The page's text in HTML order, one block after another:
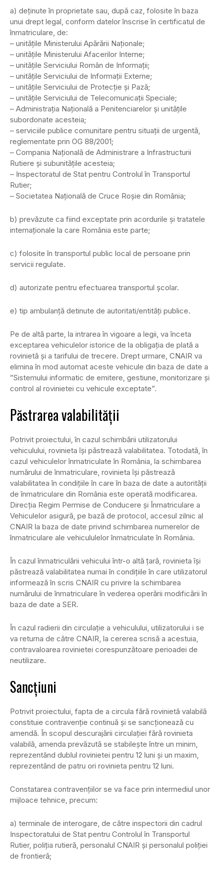
a) deţinute în proprietate sau, după caz, folosite în baza
unui drept legal, conform datelor înscrise în certificatul de
înmatriculare, de:
– unităţile Ministerului Apărării Naţionale;
– unităţile Ministerului Afacerilor Interne;
– unităţile Serviciului Român de Informaţii;
– unităţile Serviciului de Informaţii Externe;
– unităţile Serviciului de Protecţie şi Pază;
– unităţile Serviciului de Telecomunicaţii Speciale;
– Administraţia Naţională a Penitenciarelor şi unităţile
subordonate acesteia;
– serviciile publice comunitare pentru situaţii de urgentă,
reglementate prin OG 88/2001;
– Compania Naţională de Administrare a Infrastructurii
Rutiere şi subunităţile acesteia;
– Inspectoratul de Stat pentru Controlul în Transportul
Rutier;
– Societatea Naţională de Cruce Roşie din România;
b) prevăzute ca fiind exceptate prin acordurile şi tratatele
internaţionale la care România este parte;
c) folosite în transportul public local de persoane prin
servicii regulate.
d) autorizate pentru efectuarea transportul şcolar.
e) tip ambulanţă detinute de autoritati/entități publice.
Pe de altă parte, la intrarea în vigoare a legii, va înceta
exceptarea vehiculelor istorice de la obligația de plată a
rovinietă și a tarifului de trecere. Drept urmare, CNAIR va
elimina în mod automat aceste vehicule din baza de date a
”Sistemului informatic de emitere, gestiune, monitorizare şi
control al rovinietei cu vehicule exceptate”.
Păstrarea valabilității
Potrivit proiectului, în cazul schimbării utilizatorului
vehiculului, rovinieta îşi păstrează valabilitatea. Totodată, în
cazul vehiculelor înmatriculate în România, la schimbarea
numărului de înmatriculare, rovinieta îşi păstrează
valabilitatea în condiţiile în care în baza de date a autorităţii
de înmatriculare din România este operată modificarea.
Direcţia Regim Permise de Conducere şi Înmatriculare a
Vehiculelor asigură, pe bază de protocol, accesul zilnic al
CNAIR la baza de date privind schimbarea numerelor de
înmatriculare ale vehicululelor înmatriculate în România.
În cazul înmatriculării vehicului într-o altă țară, rovinieta îşi
păstrează valabilitatea numai în condiţiile în care utilizatorul
informează în scris CNAIR cu privire la schimbarea
numărului de înmatriculare în vederea operării modificării în
baza de date a SER.
În cazul radierii din circulaţie a vehiculului, utilizatorului i se
va returna de către CNAIR, la cererea scrisă a acestuia,
contravaloarea rovinietei corespunzătoare perioadei de
neutilizare.
Sancțiuni
Potrivit proiectului, fapta de a circula fără rovinietă valabilă
constituie contravenţie continuă şi se sancţionează cu
amendă. În scopul descurajării circulației fără rovinieta
valabilă, amenda prevăzută se stabilește între un minim,
reprezentând dublul rovinietei pentru 12 luni și un maxim,
reprezentând de patru ori rovinieta pentru 12 luni.
Constatarea contravenţiilor se va face prin intermediul unor
mijloace tehnice, precum:
a) terminale de interogare, de către inspectorii din cadrul
Inspectoratului de Stat pentru Controlul în Transportul
Rutier, poliţia rutieră, personalul CNAIR și personalul poliţiei
de frontieră;